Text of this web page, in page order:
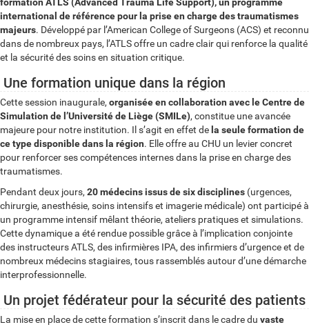
international de référence pour la prise en charge des traumatismes
majeurs. Développé par l’American College of Surgeons (ACS) et reconnu
dans de nombreux pays, l’ATLS offre un cadre clair qui renforce la qualité
et la sécurité des soins en situation critique.
Une formation unique dans la région
Cette session inaugurale, organisée en collaboration avec le Centre de
Simulation de l’Université de Liège (SMILe), constitue une avancée
majeure pour notre institution. Il s’agit en effet de la seule formation de
ce type disponible dans la région. Elle offre au CHU un levier concret
pour renforcer ses compétences internes dans la prise en charge des
traumatismes.
Pendant deux jours, 20 médecins issus de six disciplines (urgences,
chirurgie, anesthésie, soins intensifs et imagerie médicale) ont participé à
un programme intensif mêlant théorie, ateliers pratiques et simulations.
Cette dynamique a été rendue possible grâce à l’implication conjointe
des instructeurs ATLS, des infirmières IPA, des infirmiers d’urgence et de
nombreux médecins stagiaires, tous rassemblés autour d’une démarche
interprofessionnelle.
Un projet fédérateur pour la sécurité des patients
La mise en place de cette formation s’inscrit dans le cadre du vaste